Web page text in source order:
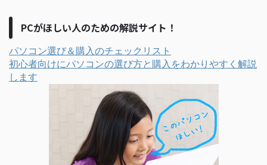
PCがほしい人のための解説サイト！
パソコン選び＆購入のチェックリスト
初心者向けにパソコンの選び方と購入をわかりやすく解説
します